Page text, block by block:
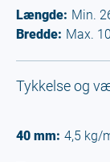
Længde: Min.
Bredde: Max.
Tykkelse og
40 mm: 4,5 kg/